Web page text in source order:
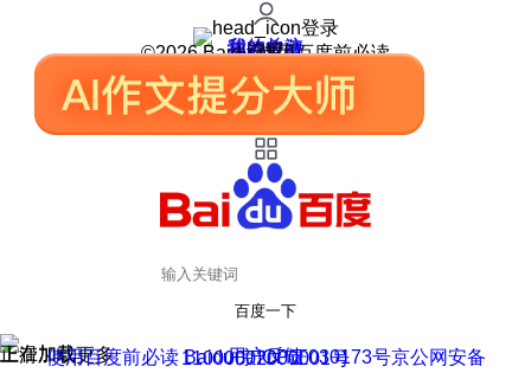
登录
我的关注
我的收藏
皮肤中心
用户反馈
设置
©2026 Baidu 使用百度前必读
百度一下
正在加载
上滑加载更多 用户反馈
使用百度前必读 Baidu 京ICP证030173号
京公网安备11000002000001号